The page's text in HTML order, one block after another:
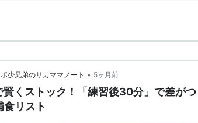
少兄弟のサカママノート • 5ヶ月前
くストック！「練習後30分」で差がつ
食リスト